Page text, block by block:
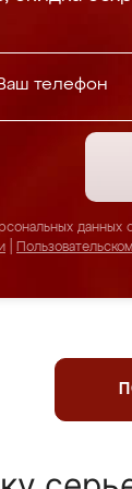
данных